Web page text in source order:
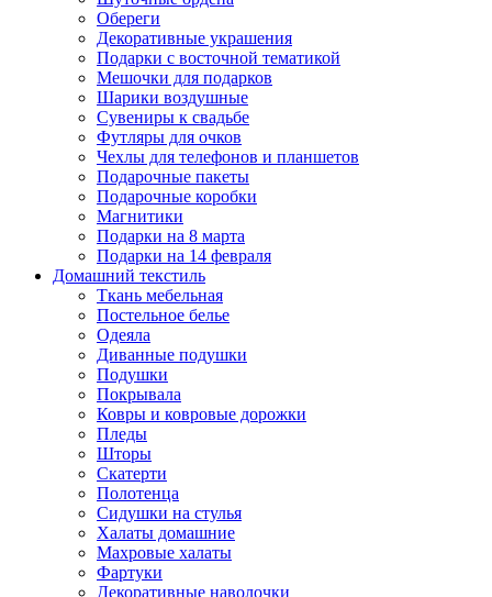
Обереги
Декоративные украшения
Подарки с восточной тематикой
Мешочки для подарков
Шарики воздушные
Сувениры к свадьбе
Футляры для очков
Чехлы для телефонов и планшетов
Подарочные пакеты
Подарочные коробки
Магнитики
Подарки на 8 марта
Подарки на 14 февраля
Домашний текстиль
Ткань мебельная
Постельное белье
Одеяла
Диванные подушки
Подушки
Покрывала
Ковры и ковровые дорожки
Пледы
Шторы
Скатерти
Полотенца
Сидушки на стулья
Халаты домашние
Махровые халаты
Фартуки
Декоративные наволочки